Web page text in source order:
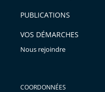
avant
PUBLICATIONS
VOS DÉMARCHES
Nous rejoindre
COORDONNÉES